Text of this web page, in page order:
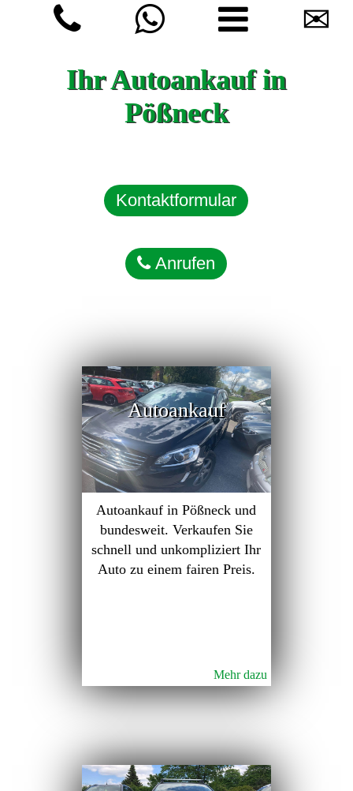
✉
Ihr Autoankauf in
Pößneck
Kontaktformular
Anrufen
Autoankauf
Autoankauf in Pößneck und
bundesweit. Verkaufen Sie
schnell und unkompliziert Ihr
Auto zu einem fairen Preis.
Mehr dazu